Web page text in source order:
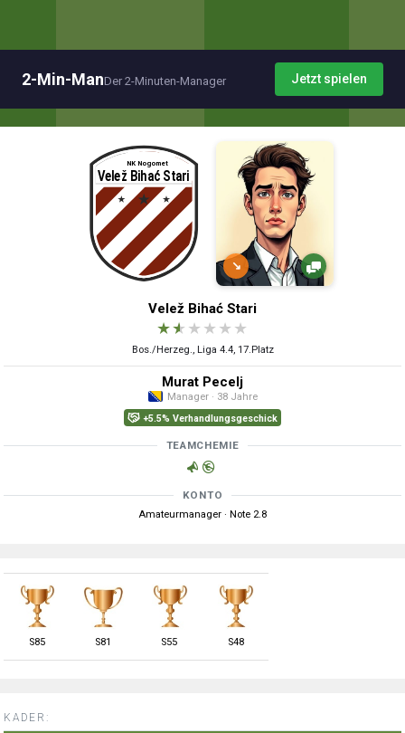
2-Min-ManDer 2-Minuten-Manager Jetzt spielen
↘
Velež Bihać Stari
★★ ★ ★ ★ ★
Bos./Herzeg., Liga 4.4, 17.Platz
Murat Pecelj
Manager · 38 Jahre
+5.5% Verhandlungsgeschick
TEAMCHEMIE
KONTO
Amateurmanager · Note 2.8
S85 S81 S55 S48
KADER: